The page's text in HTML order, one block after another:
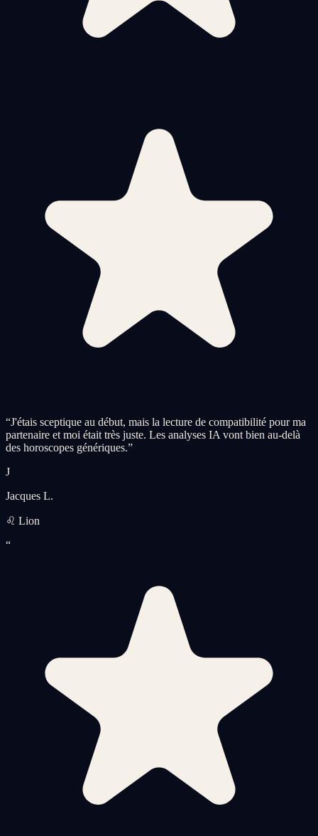
“J'étais sceptique au début, mais la lecture de compatibilité pour ma
partenaire et moi était très juste. Les analyses IA vont bien au-delà
des horoscopes génériques.”
J
Jacques L.
♌ Lion
“